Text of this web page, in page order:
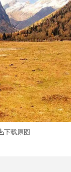
下载原图